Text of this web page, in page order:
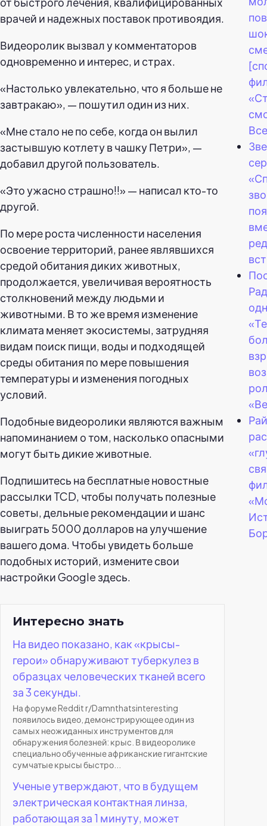
врачей и надежных поставок противоядия.
Видеоролик вызвал у комментаторов
одновременно и интерес, и страх.
«Настолько увлекательно, что я больше не
завтракаю», — пошутил один из них.
«Мне стало не по себе, когда он вылил
застывшую котлету в чашку Петри», —
добавил другой пользователь.
«Это ужасно страшно!!» — написал кто-то
другой.
По мере роста численности населения
освоение территорий, ранее являвшихся
средой обитания диких животных,
продолжается, увеличивая вероятность
столкновений между людьми и
животными. В то же время изменение
климата меняет экосистемы, затрудняя
видам поиск пищи, воды и подходящей
среды обитания по мере повышения
температуры и изменения погодных
условий.
Подобные видеоролики являются важным
напоминанием о том, насколько опасными
могут быть дикие животные.
Подпишитесь на бесплатные новостные
рассылки TCD, чтобы получать полезные
советы, дельные рекомендации и шанс
выиграть 5000 долларов на улучшение
вашего дома. Чтобы увидеть больше
подобных историй, измените свои
настройки Google здесь.
Интересно знать
На видео показано, как «крысы-
герои» обнаруживают туберкулез в
образцах человеческих тканей всего
за 3 секунды.
На форуме Reddit r/Damnthatsinteresting
появилось видео, демонстрирующее один из
самых неожиданных инструментов для
обнаружения болезней: крыс. В видеоролике
специально обученные африканские гигантские
сумчатые крысы быстро...
Ученые утверждают, что в будущем
электрическая контактная линза,
работающая за 1 минуту, может